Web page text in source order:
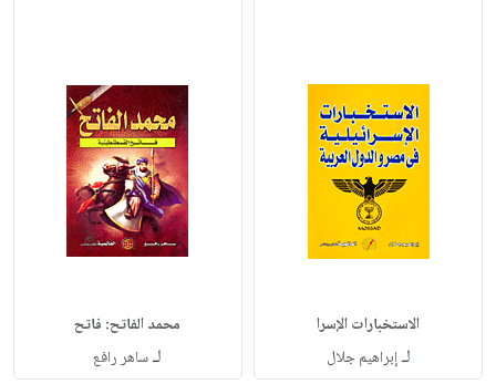
الاستخبارات الإسرا
لـإبراهيم جلال
محمد الفاتح: فاتح
لـساهر رافع